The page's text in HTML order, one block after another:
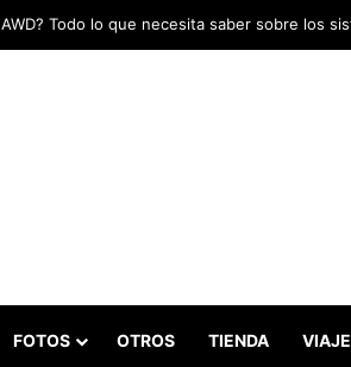
del Campeonato de Invierno de Kartismo
FOTOS OTROS TIENDA